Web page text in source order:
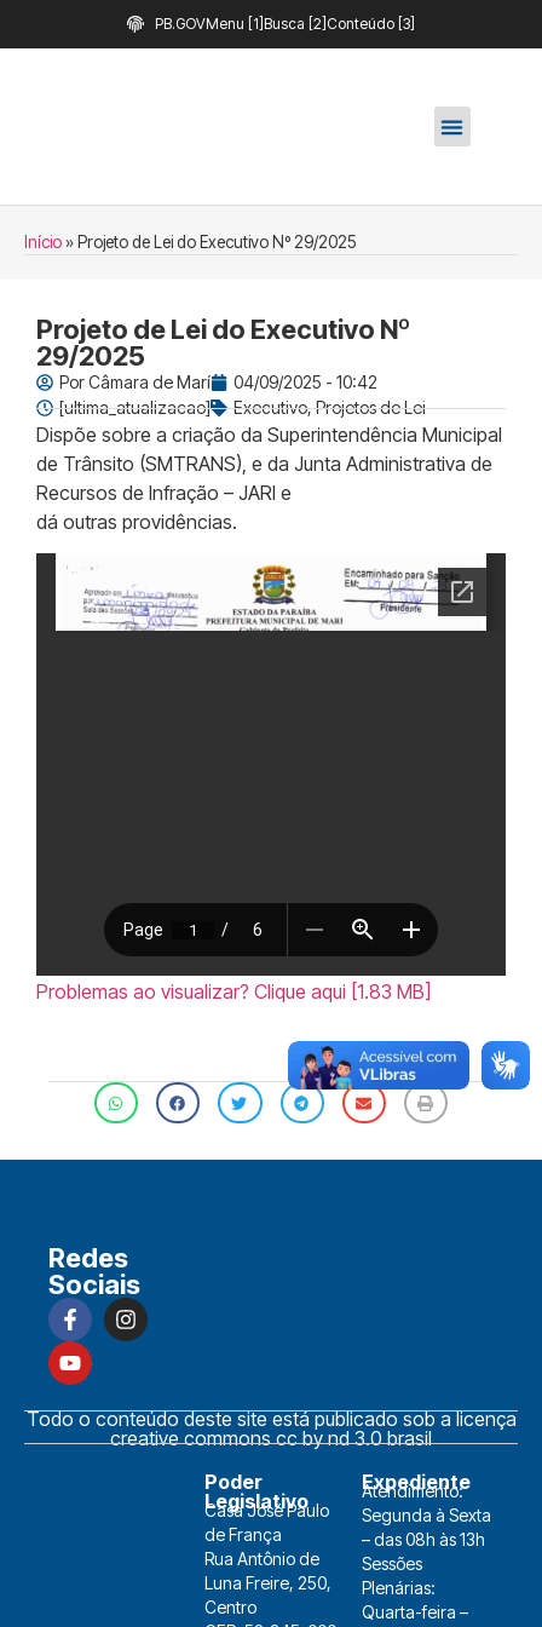
PB.GOVMenu [1] Busca [2] Conteúdo [3]
Início» Projeto de Lei do Executivo Nº 29/2025
Projeto de Lei do Executivo Nº
29/2025
PorCâmara de Marí
04/09/2025 - 10:42
[ultima_atualizacao]
Executivo,Projetos de Lei
Dispõe sobre a criação da Superintendência Municipal
de Trânsito (SMTRANS), e da Junta Administrativa de
Recursos de Infração – JARI е
dá outras providências.
Problemas ao visualizar? Clique aqui [1.83 MB]
Redes
Sociais
Todo o conteúdo deste site está publicado sob a licença
creative commons cc by nd 3.0 brasil
Poder
Legislativo
Casa José Paulo
de França
Rua Antônio de
Luna Freire, 250,
Centro
Expediente
Atendimento:
Segunda à Sexta
– das 08h às 13h
Sessões
Plenárias:
Quarta-feira –